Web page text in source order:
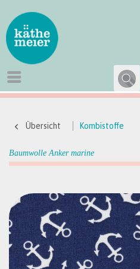
Übersicht Kombistoffe
Baumwolle Anker marine